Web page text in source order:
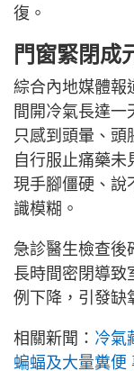
復。
門窗緊閉成
綜合內地媒體報
間開冷氣長達
只感到頭暈、頭
自行服止痛藥
現手腳僵硬、說
識模糊。
急診醫生檢查後
長時間密閉導致
例下降，引發缺
相關新聞： 冷氣
蝙蝠及大量糞便